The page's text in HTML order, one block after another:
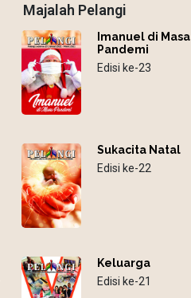
Majalah Pelangi
Imanuel di Masa
Pandemi
Edisi ke-23
Sukacita Natal
Edisi ke-22
Keluarga
Edisi ke-21